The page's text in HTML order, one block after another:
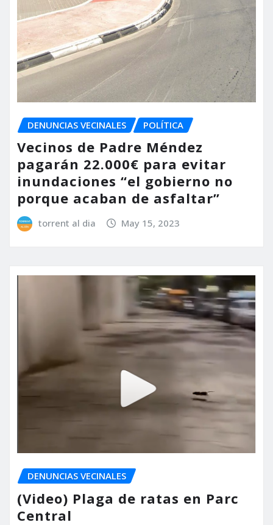
DENUNCIAS VECINALES POLÍTICA
Vecinos de Padre Méndez
pagarán 22.000€ para evitar
inundaciones “el gobierno no
porque acaban de asfaltar”
torrent al dia May 15, 2023
DENUNCIAS VECINALES
(Video) Plaga de ratas en Parc
Central